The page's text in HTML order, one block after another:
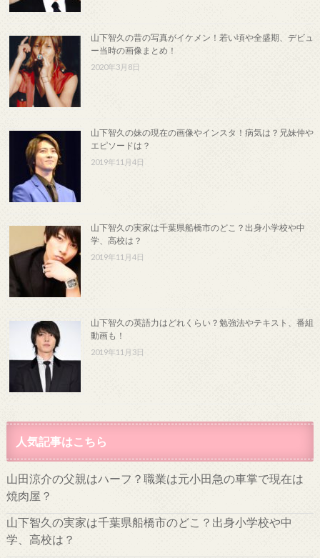
山下智久の昔の写真がイケメン！若い頃や全盛期、デビュ
ー当時の画像まとめ！
2020年3月8日
山下智久の妹の現在の画像やインスタ！病気は？兄妹仲や
エピソードは？
2019年11月4日
山下智久の実家は千葉県船橋市のどこ？出身小学校や中
学、高校は？
2019年11月4日
山下智久の英語力はどれくらい？勉強法やテキスト、番組
動画も！
2019年11月3日
人気記事はこちら
山田涼介の父親はハーフ？職業は元小田急の車掌で現在は
焼肉屋？
山下智久の実家は千葉県船橋市のどこ？出身小学校や中
学、高校は？